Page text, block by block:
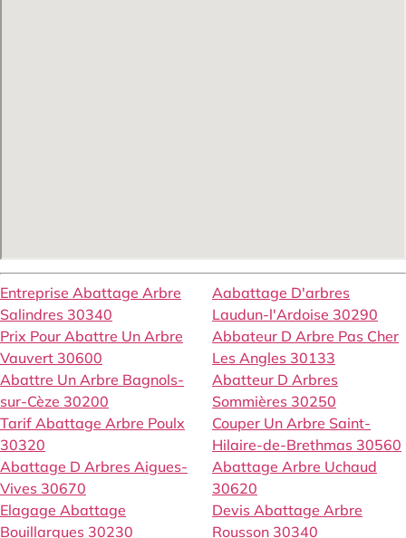
Entreprise Abattage Arbre
Salindres 30340
Prix Pour Abattre Un Arbre
Vauvert 30600
Abattre Un Arbre Bagnols-
sur-Cèze 30200
Tarif Abattage Arbre Poulx
30320
Abattage D Arbres Aigues-
Vives 30670
Elagage Abattage
Bouillargues 30230
Aabattage D'arbres
Laudun-l'Ardoise 30290
Abbateur D Arbre Pas Cher
Les Angles 30133
Abatteur D Arbres
Sommières 30250
Couper Un Arbre Saint-
Hilaire-de-Brethmas 30560
Abattage Arbre Uchaud
30620
Devis Abattage Arbre
Rousson 30340